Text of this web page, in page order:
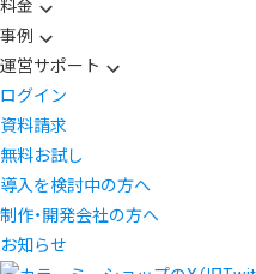
料金
事例
運営サポート
ログイン
資料請求
無料お試し
導入を検討中の方へ
制作・開発会社の方へ
お知らせ